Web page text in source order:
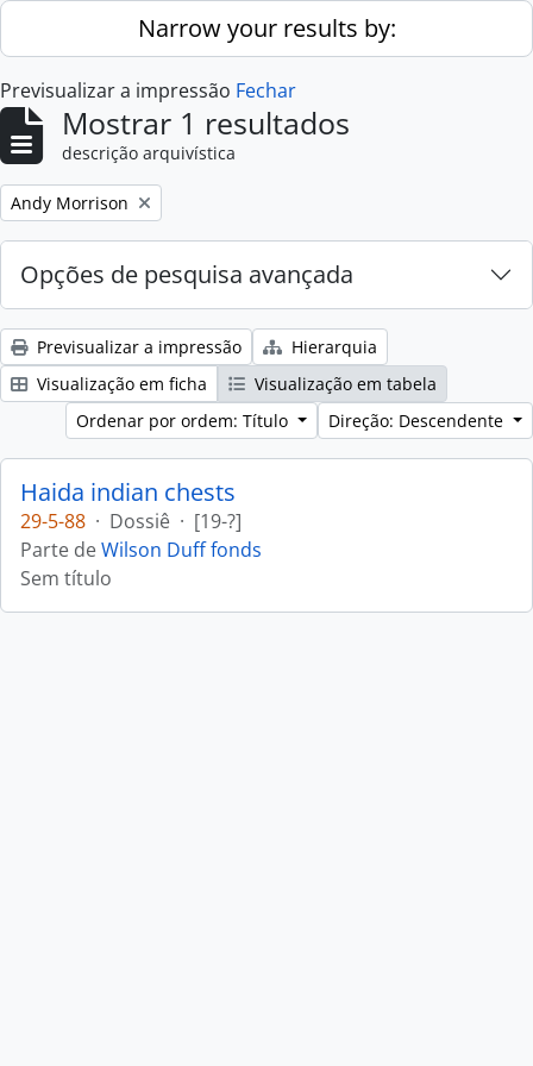
Skip to main contentNarrow your results by:
Previsualizar a impressão Fechar
Mostrar 1 resultados
descrição arquivística
Remove filter:
Andy Morrison
Opções de pesquisa avançada
Previsualizar a impressão
Hierarquia
Visualização em ficha
Visualização em tabela
Ordenar por ordem: Título
Direção: Descendente
Haida indian chests
29-5-88 · Dossiê · [19-?]
Parte deWilson Duff fonds
Sem título